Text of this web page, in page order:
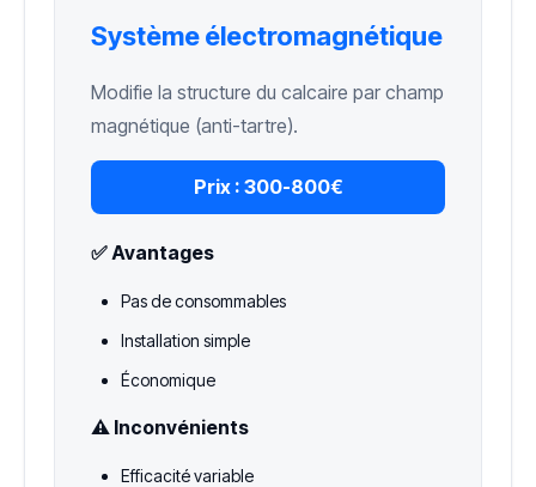
Système électromagnétique
Modifie la structure du calcaire par champ
magnétique (anti-tartre).
Prix : 300-800€
✅ Avantages
Pas de consommables
Installation simple
Économique
⚠️ Inconvénients
Efficacité variable